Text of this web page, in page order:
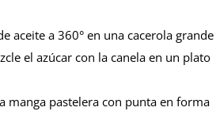
aceite a 360° en una cacerola grande
el azúcar con la canela en un plato
manga pastelera con punta en forma